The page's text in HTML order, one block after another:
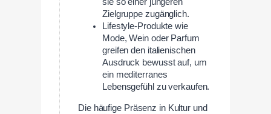
Zielgruppe zugänglich.
Lifestyle-Produkte wie
Mode, Wein oder Parfum
greifen den italienischen
Ausdruck bewusst auf, um
ein mediterranes
Lebensgefühl zu verkaufen.
Die häufige Präsenz in Kultur und